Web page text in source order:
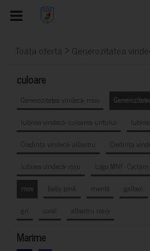
Toata oferta > Generozitatea
culoare
Generozitatea vindecă- mov
Iubirea vindecă- culoarea untului
Credința vindecă- albastru
Credința
Iubirea vindecă- roșu
Logo MNF- Cyclam
mov
baby pink mentă galben
gri
coral albastru navy
Marime